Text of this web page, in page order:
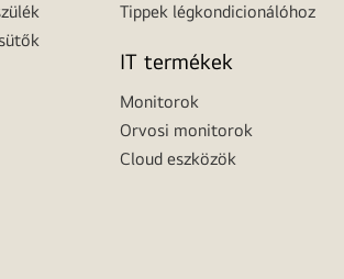
Tippek légkondicionálóhoz
IT termékek
Monitorok
Orvosi monitorok
Cloud eszközök